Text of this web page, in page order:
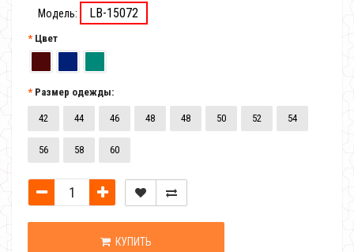
Модель: LB-15072
Цвет
Размер одежды:
42 44 46 48 48 50 52 54
56 58 60
КУПИТЬ